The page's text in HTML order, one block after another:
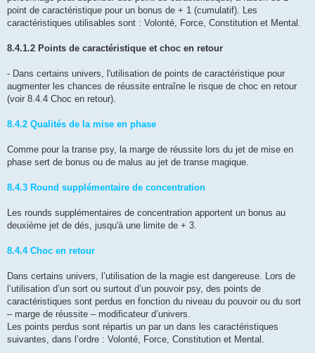
point de caractéristique pour un bonus de + 1 (cumulatif). Les
caractéristiques utilisables sont : Volonté, Force, Constitution et Mental.
8.4.1.2 Points de caractéristique et choc en retour
- Dans certains univers, l'utilisation de points de caractéristique pour
augmenter les chances de réussite entraîne le risque de choc en retour
(voir 8.4.4 Choc en retour).
8.4.2 Qualités de la mise en phase
Comme pour la transe psy, la marge de réussite lors du jet de mise en
phase sert de bonus ou de malus au jet de transe magique.
8.4.3 Round supplémentaire de concentration
Les rounds supplémentaires de concentration apportent un bonus au
deuxième jet de dés, jusqu'à une limite de + 3.
8.4.4 Choc en retour
Dans certains univers, l’utilisation de la magie est dangereuse. Lors de
l’utilisation d’un sort ou surtout d’un pouvoir psy, des points de
caractéristiques sont perdus en fonction du niveau du pouvoir ou du sort
– marge de réussite – modificateur d’univers.
Les points perdus sont répartis un par un dans les caractéristiques
suivantes, dans l’ordre : Volonté, Force, Constitution et Mental.